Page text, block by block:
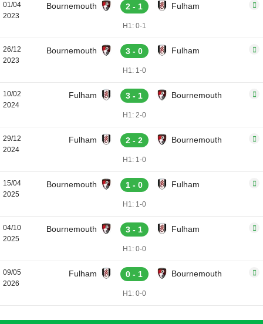
01/04
2023
Bournemouth 2 - 1 Fulham
H1: 0-1
26/12
2023
Bournemouth 3 - 0 Fulham
H1: 1-0
10/02
2024
Fulham 3 - 1 Bournemouth
H1: 2-0
29/12
2024
Fulham 2 - 2 Bournemouth
H1: 1-0
15/04
2025
Bournemouth 1 - 0 Fulham
H1: 1-0
04/10
2025
Bournemouth 3 - 1 Fulham
H1: 0-0
09/05
2026
Fulham 0 - 1 Bournemouth
H1: 0-0